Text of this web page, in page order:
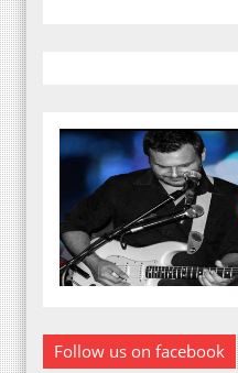
Follow us on facebook